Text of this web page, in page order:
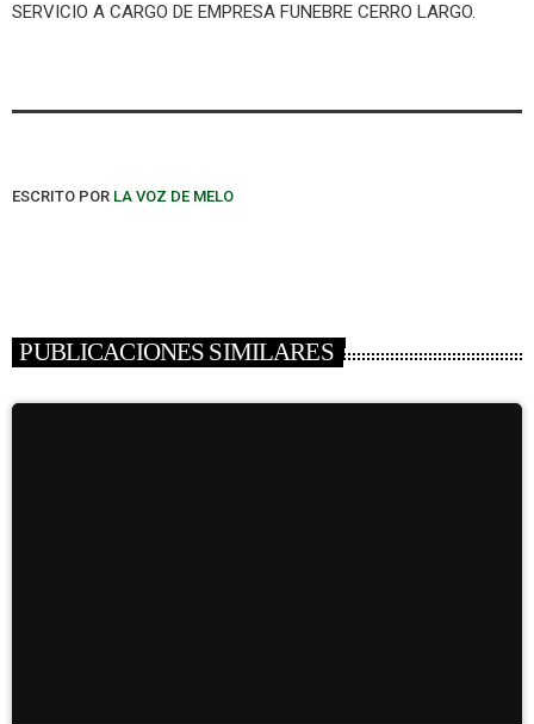
SERVICIO A CARGO DE EMPRESA FUNEBRE CERRO LARGO.
ESCRITO POR LA VOZ DE MELO
PUBLICACIONES SIMILARES